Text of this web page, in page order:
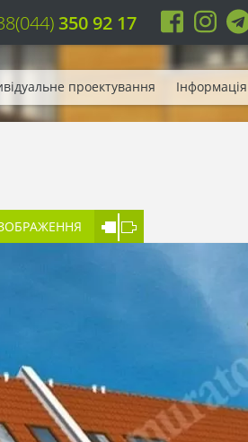
350 92 17
проектування Інформація